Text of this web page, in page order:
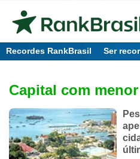
Recordes RankBrasil Ser
Capital com